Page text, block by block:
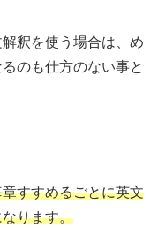
釈を使う場合は、め
のも仕方のない事と
すすめるごとに英文
ります。